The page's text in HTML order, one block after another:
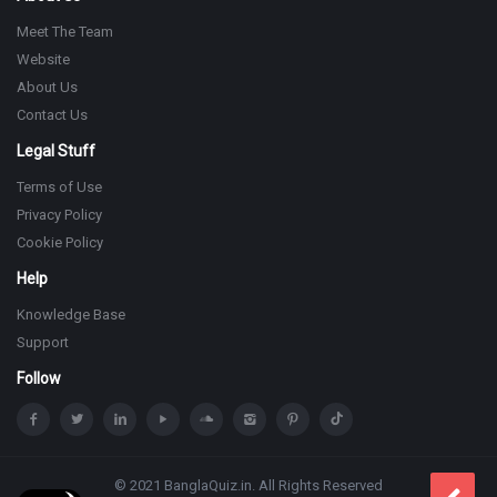
Meet The Team
Website
About Us
Contact Us
Legal Stuff
Terms of Use
Privacy Policy
Cookie Policy
Help
Knowledge Base
Support
Follow
© 2021 BanglaQuiz.in. All Rights Reserved